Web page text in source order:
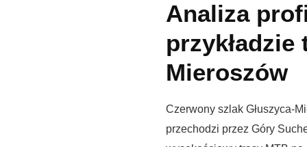
Analiza
przykładzie
Mieroszów
Czerwony szlak Głuszyca-
przechodzi przez Góry